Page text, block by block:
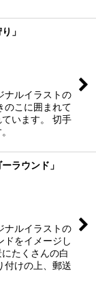
」
ナルイラストの
のこに囲まれて
います。 切手
ラウンド」
ナルイラストの
ドをイメージし
たくさんの白
付けの上、郵送